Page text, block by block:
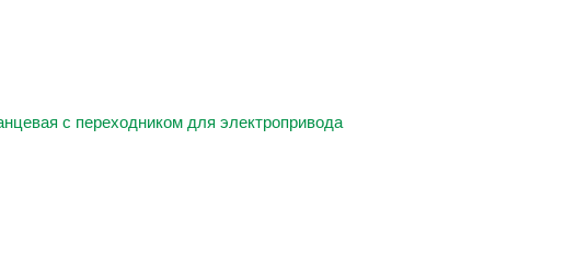
с переходником для электропривода